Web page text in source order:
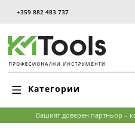
+359 882 483 737
Категории
Вашият доверен партньор –